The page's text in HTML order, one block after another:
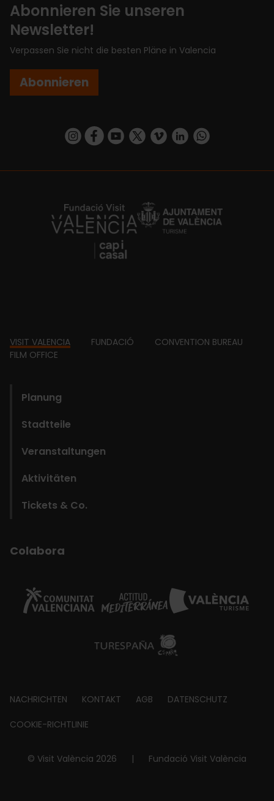
Abonnieren Sie unseren
Newsletter!
Verpassen Sie nicht die besten Pläne in Valencia
Abonnieren
https://www.instagram.com/visit_valencia/
https://www.facebook.com/
https://www.youtube.com/user/
https://twitter.com/_VivaValencia
https://vimeo.com/
https://www.linkedin.com/company/turismo-valencia/https://api.whatsapp.com/send/
https://fundacion.visitvalencia.com/
Footer
VISIT VALENCIA FUNDACIÓ
CONVENTION BUREAU
FILM OFFICE
Planung
Stadtteile
Veranstaltungen
Aktivitäten
Tickets & Co.
Colabora
Footer
about
NACHRICHTEN KONTAKT AGB DATENSCHUTZ
COOKIE-RICHTLINIE
© Visit València 2026 | Fundació Visit València